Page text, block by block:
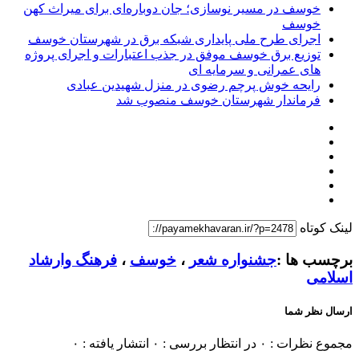
خوسف در مسیر نوسازی؛ جان دوباره‌ای برای میراث کهن
خوسف
اجرای طرح ملی پایداری شبکه برق در شهرستان خوسف
توزیع برق خوسف موفق در جذب اعتبارات و اجرای پروژه
های عمرانی و سرمایه ای
رایحه خوش پرچم رضوی در منزل شهیدین عبادی
فرماندار شهرستان خوسف منصوب شد
لینک کوتاه
برچسب ها :جشنواره شعر ، خوسف ، فرهنگ وارشاد
اسلامی
ارسال نظر شما
مجموع نظرات : ۰ در انتظار بررسی : ۰ انتشار یافته : ۰